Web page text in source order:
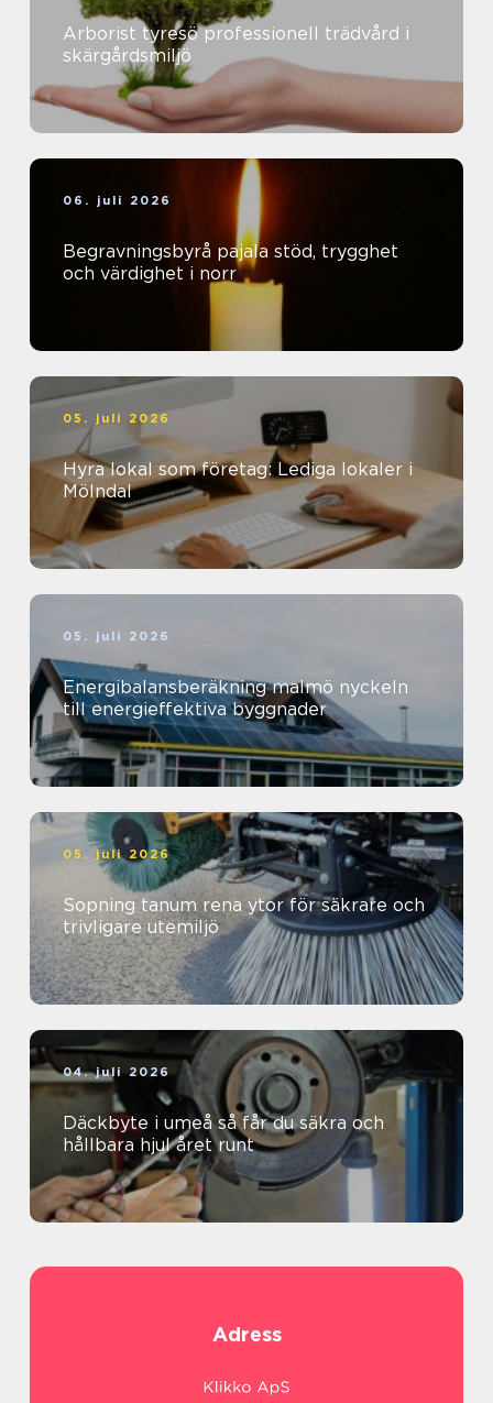
Arborist tyresö professionell trädvård i
skärgårdsmiljö
06. juli 2026
Begravningsbyrå pajala stöd, trygghet
och värdighet i norr
05. juli 2026
Hyra lokal som företag: Lediga lokaler i
Mölndal
05. juli 2026
Energibalansberäkning malmö nyckeln
till energieffektiva byggnader
05. juli 2026
Sopning tanum rena ytor för säkrare och
trivligare utemiljö
04. juli 2026
Däckbyte i umeå så får du säkra och
hållbara hjul året runt
Adress